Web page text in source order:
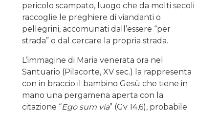
pericolo scampato, luogo che da molti secoli
raccoglie le preghiere di viandanti o
pellegrini, accomunati dall’essere “per
strada” o dal cercare la propria strada.
L’immagine di Maria venerata ora nel
Santuario (Pilacorte, XV sec.) la rappresenta
con in braccio il bambino Gesù che tiene in
mano una pergamena aperta con la
citazione “Ego sum via” (Gv 14,6), probabile